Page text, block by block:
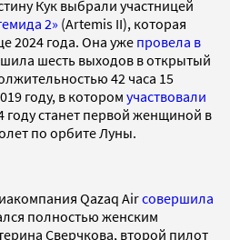
Кук выбрали участницей
2» (Artemis II), которая
2024 года. Она уже провела в
шесть выходов в открытый
42 часа 15
году, в которомучаствовали
станет первой женщиной в
по орбите Луны.
Qazaq Airсовершила
полностью женским
Сверчкова, второй пилот